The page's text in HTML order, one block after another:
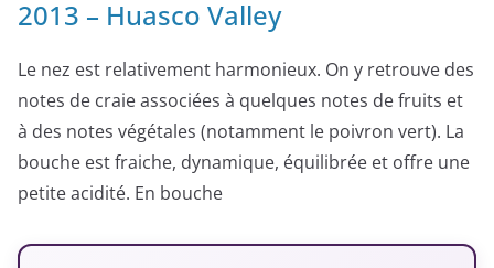
2013 – Huasco Valley
Le nez est relativement harmonieux. On y retrouve des
notes de craie associées à quelques notes de fruits et
à des notes végétales (notamment le poivron vert). La
bouche est fraiche, dynamique, équilibrée et offre une
petite acidité. En bouche